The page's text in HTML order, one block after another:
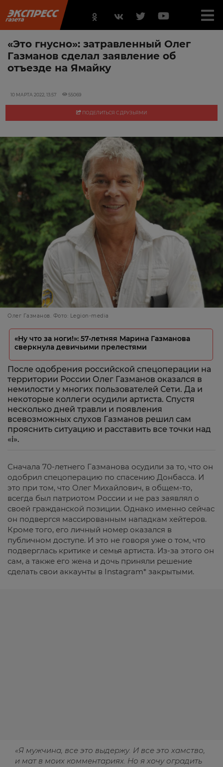
«Это гнусно»: затравленный Олег
Газманов сделал заявление об
отъезде на Ямайку
10 МАРТА 2022, 13:57 55069
ПОДЕЛИТЬСЯ С ДРУЗЬЯМИ
Олег Газманов. Фото: Legion-media
«Ну что за ноги!»: 57-летняя Марина Газманова
сверкнула девичьими прелестями
После одобрения российской спецоперации на
территории России Олег Газманов оказался в
немилости у многих пользователей Сети. Да и
некоторые коллеги осудили артиста. Спустя
несколько дней травли и появления
всевозможных слухов Газманов решил сам
прояснить ситуацию и расставить все точки над
«i».
Сначала 70-летнего Газманова осудили за то, что он
одобрил спецоперацию по спасению Донбасса. И
это при том, что Олег Михайлович, в общем-то,
всегда был патриотом России и не раз заявлял о
своей гражданской позиции. Однако именно сейчас
он подвергся массированным нападкам хейтеров.
Кроме того, его личный номер оказался в
публичном доступе. И это не говоря уже о том, что
подверглась критике и семья артиста. Из-за этого он
сам, а также его жена и дочь приняли решение
сделать свои аккаунты в Instagram* закрытыми.
«Я мужчина, все это выдержу. И все это хамство,
и мат в моих комментариях. Но я хочу оградить